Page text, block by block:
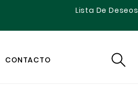
Lista De Deseos
CONTACTO